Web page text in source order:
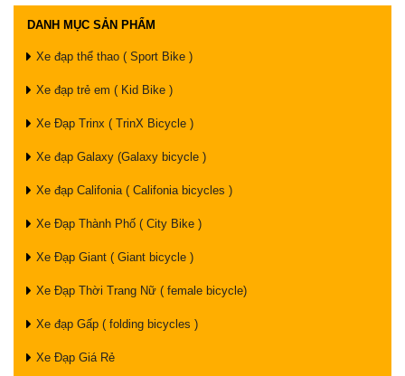
DANH MỤC SẢN PHẨM
Xe đạp thể thao ( Sport Bike )
Xe đạp trẻ em ( Kid Bike )
Xe Đạp Trinx ( TrinX Bicycle )
Xe đạp Galaxy (Galaxy bicycle )
Xe đạp Califonia ( Califonia bicycles )
Xe Đạp Thành Phố ( City Bike )
Xe Đạp Giant ( Giant bicycle )
Xe Đạp Thời Trang Nữ ( female bicycle)
Xe đạp Gấp ( folding bicycles )
Xe Đạp Giá Rẻ